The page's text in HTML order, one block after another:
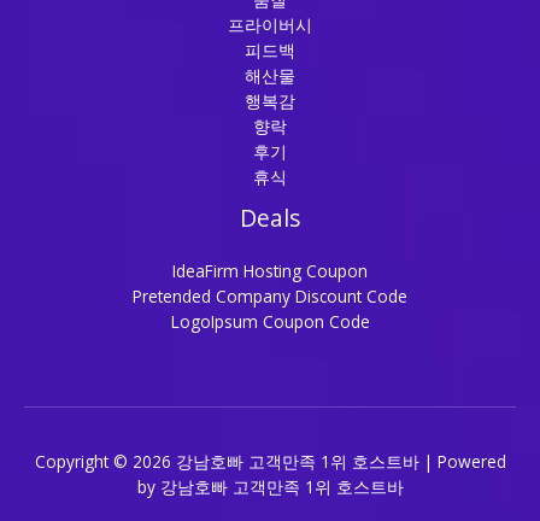
프라이버시
피드백
해산물
행복감
향락
후기
휴식
Deals
IdeaFirm Hosting Coupon
Pretended Company Discount Code
LogoIpsum Coupon Code
Copyright © 2026 강남호빠 고객만족 1위 호스트바 | Powered
by 강남호빠 고객만족 1위 호스트바